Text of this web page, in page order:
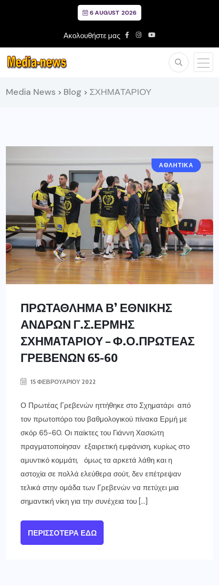
6 AUGUST 2026
Ακολουθήστε μας
Media News > Blog > ΣΧΗΜAΤΑΡΙΟΥ
ΑΘΛΗΤΙΚΑ
ΠΡΩΤΑΘΛΗΜΑ Β’ ΕΘΝΙΚΗΣ
ΑΝΔΡΩΝ Γ.Σ.ΕΡΜΗΣ
ΣΧΗΜAΤΑΡΙΟΥ – Φ.Ο.ΠΡΩΤΕΑΣ
ΓΡΕΒΕΝΩΝ 65-60
15 ΦΕΒΡΟΥΑΡΊΟΥ 2022
Ο Πρωτέας Γρεβενών ηττήθηκε στο Σχηματάρι από
τον πρωτοπόρο του βαθμολογικού πίνακα Ερμή με
σκόρ 65-60. Οι παίκτες του Γιάννη Χασιώτη
πραγματοποίησαν εξαιρετική εμφάνιση, κυρίως στο
αμυντικό κομμάτι, όμως τα αρκετά λάθη και η
αστοχία σε πολλά ελεύθερα σούτ, δεν επέτρεψαν
τελικά στην ομάδα των Γρεβενών να πετύχει μια
σημαντική νίκη για την συνέχεια του […]
ΠΕΡΙΣΣΌΤΕΡΑ ΕΔΏ